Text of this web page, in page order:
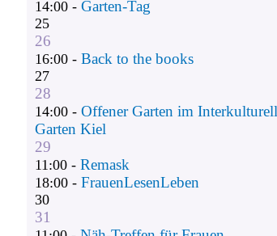
14:00 -Garten-Tag
25
26
16:00 -Back to the books
27
28
14:00 -Offener Garten im
Garten Kiel
29
11:00 -Remask
18:00 -FrauenLesenLeben
30
31